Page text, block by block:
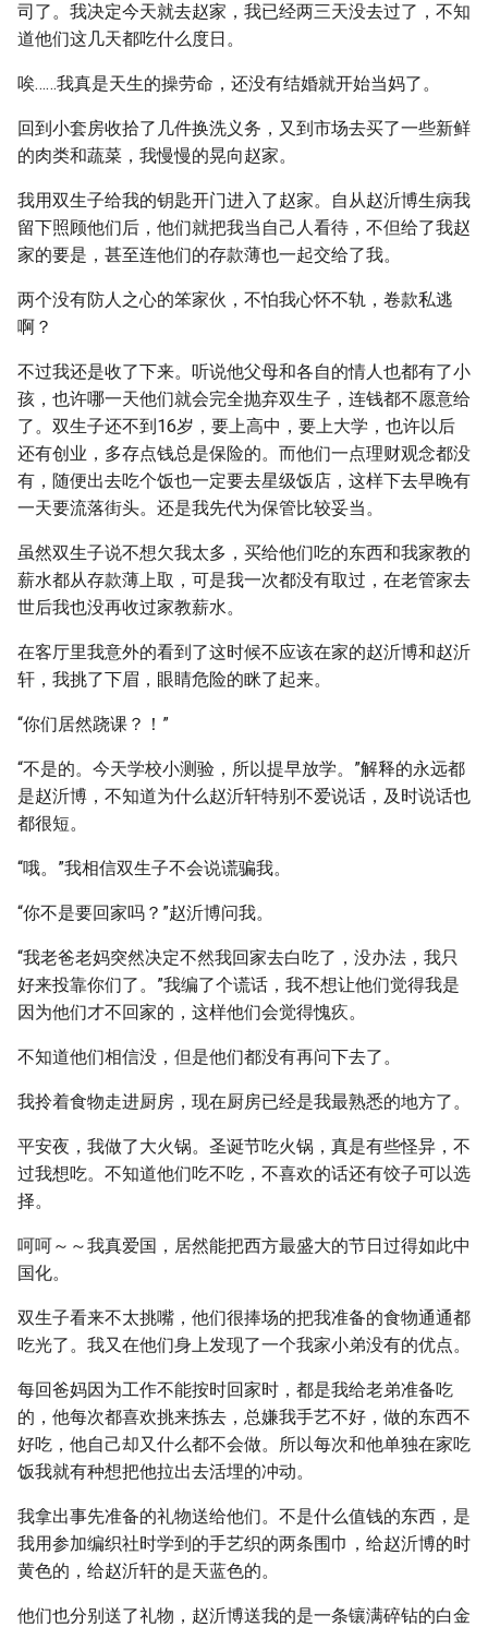
司了。我决定今天就去赵家，我已经两三天没去过了，不知
道他们这几天都吃什么度日。
唉……我真是天生的操劳命，还没有结婚就开始当妈了。
回到小套房收拾了几件换洗义务，又到市场去买了一些新鲜
的肉类和蔬菜，我慢慢的晃向赵家。
我用双生子给我的钥匙开门进入了赵家。自从赵沂博生病我
留下照顾他们后，他们就把我当自己人看待，不但给了我赵
家的要是，甚至连他们的存款薄也一起交给了我。
两个没有防人之心的笨家伙，不怕我心怀不轨，卷款私逃
啊？
不过我还是收了下来。听说他父母和各自的情人也都有了小
孩，也许哪一天他们就会完全抛弃双生子，连钱都不愿意给
了。双生子还不到16岁，要上高中，要上大学，也许以后
还有创业，多存点钱总是保险的。而他们一点理财观念都没
有，随便出去吃个饭也一定要去星级饭店，这样下去早晚有
一天要流落街头。还是我先代为保管比较妥当。
虽然双生子说不想欠我太多，买给他们吃的东西和我家教的
薪水都从存款薄上取，可是我一次都没有取过，在老管家去
世后我也没再收过家教薪水。
在客厅里我意外的看到了这时候不应该在家的赵沂博和赵沂
轩，我挑了下眉，眼睛危险的眯了起来。
“你们居然跷课？！”
“不是的。今天学校小测验，所以提早放学。”解释的永远都
是赵沂博，不知道为什么赵沂轩特别不爱说话，及时说话也
都很短。
“哦。”我相信双生子不会说谎骗我。
“你不是要回家吗？”赵沂博问我。
“我老爸老妈突然决定不然我回家去白吃了，没办法，我只
好来投靠你们了。”我编了个谎话，我不想让他们觉得我是
因为他们才不回家的，这样他们会觉得愧疚。
不知道他们相信没，但是他们都没有再问下去了。
我拎着食物走进厨房，现在厨房已经是我最熟悉的地方了。
平安夜，我做了大火锅。圣诞节吃火锅，真是有些怪异，不
过我想吃。不知道他们吃不吃，不喜欢的话还有饺子可以选
择。
呵呵～～我真爱国，居然能把西方最盛大的节日过得如此中
国化。
双生子看来不太挑嘴，他们很捧场的把我准备的食物通通都
吃光了。我又在他们身上发现了一个我家小弟没有的优点。
每回爸妈因为工作不能按时回家时，都是我给老弟准备吃
的，他每次都喜欢挑来拣去，总嫌我手艺不好，做的东西不
好吃，他自己却又什么都不会做。所以每次和他单独在家吃
饭我就有种想把他拉出去活埋的冲动。
我拿出事先准备的礼物送给他们。不是什么值钱的东西，是
我用参加编织社时学到的手艺织的两条围巾，给赵沂博的时
黄色的，给赵沂轩的是天蓝色的。
他们也分别送了礼物，赵沂博送我的是一条镶满碎钻的白金